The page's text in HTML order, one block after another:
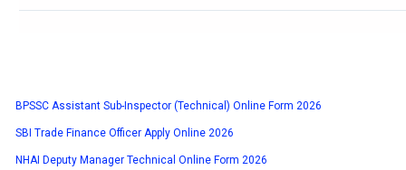
BPSSC Assistant Sub-Inspector (Technical) Online Form 2026
SBI Trade Finance Officer Apply Online 2026
NHAI Deputy Manager Technical Online Form 2026